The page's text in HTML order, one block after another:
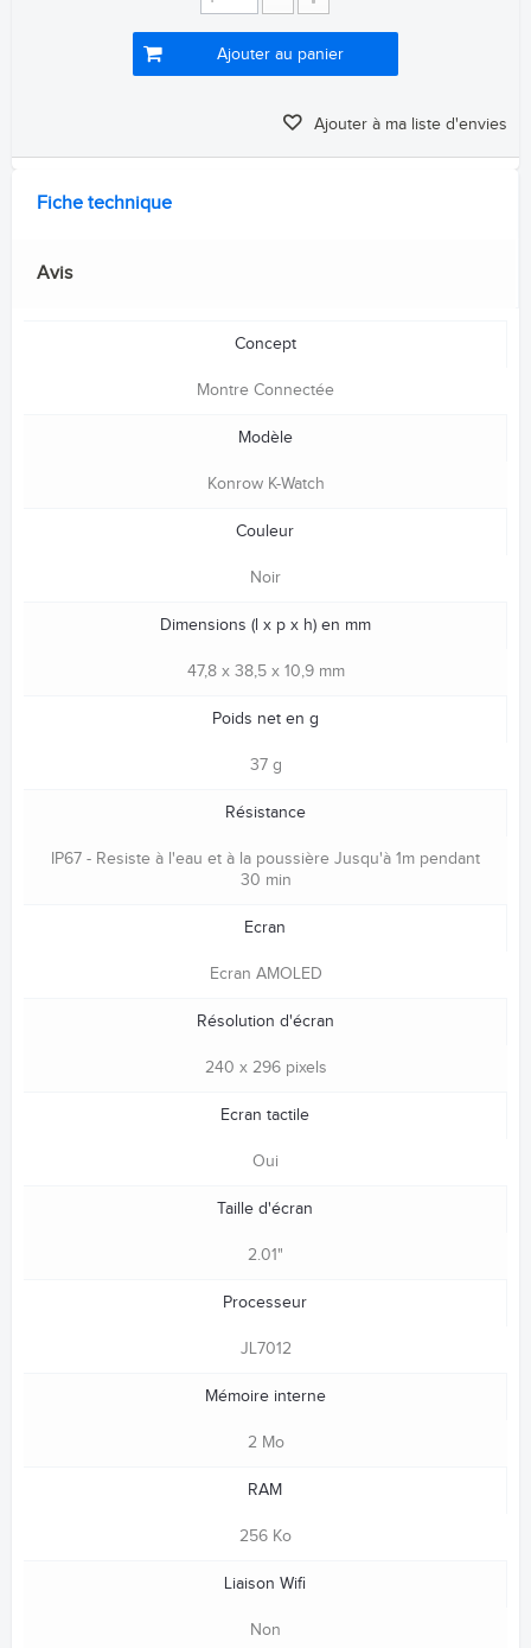
Ajouter au panier
Ajouter à ma liste d'envies
Fiche technique
Avis
Concept
Montre Connectée
Modèle
Konrow K-Watch
Couleur
Noir
Dimensions (l x p x h) en mm
47,8 x 38,5 x 10,9 mm
Poids net en g
37 g
Résistance
IP67 - Resiste à l'eau et à la poussière Jusqu'à 1m pendant
30 min
Ecran
Ecran AMOLED
Résolution d'écran
240 x 296 pixels
Ecran tactile
Oui
Taille d'écran
2.01"
Processeur
JL7012
Mémoire interne
2 Mo
RAM
256 Ko
Liaison Wifi
Non